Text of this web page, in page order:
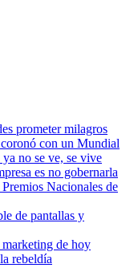
prometer milagros
con un Mundial
no se ve, se vive
es no gobernarla
Nacionales de
de pantallas y
marketing de hoy
rebeldía